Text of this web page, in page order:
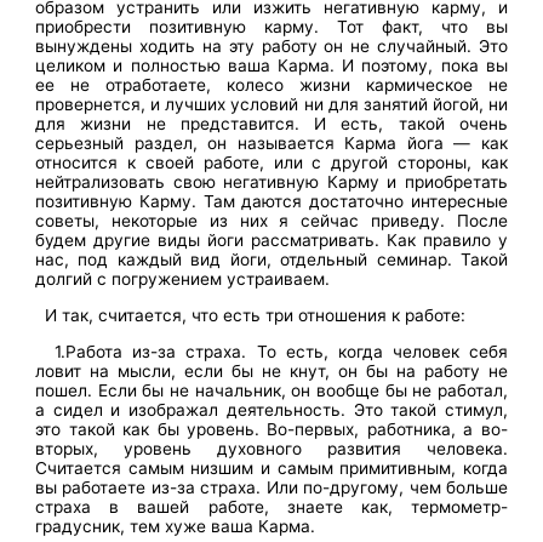
образом устранить или изжить негативную карму, и
приобрести позитивную карму. Тот факт, что вы
вынуждены ходить на эту работу он не случайный. Это
целиком и полностью ваша Карма. И поэтому, пока вы
ее не отработаете, колесо жизни кармическое не
провернется, и лучших условий ни для занятий йогой, ни
для жизни не представится. И есть, такой очень
серьезный раздел, он называется Карма йога — как
относится к своей работе, или с другой стороны, как
нейтрализовать свою негативную Карму и приобретать
позитивную Карму. Там даются достаточно интересные
советы, некоторые из них я сейчас приведу. После
будем другие виды йоги рассматривать. Как правило у
нас, под каждый вид йоги, отдельный семинар. Такой
долгий с погружением устраиваем.
И так, считается, что есть три отношения к работе:
1.Работа из-за страха. То есть, когда человек себя
ловит на мысли, если бы не кнут, он бы на работу не
пошел. Если бы не начальник, он вообще бы не работал,
а сидел и изображал деятельность. Это такой стимул,
это такой как бы уровень. Во-первых, работника, а во-
вторых, уровень духовного развития человека.
Считается самым низшим и самым примитивным, когда
вы работаете из-за страха. Или по-другому, чем больше
страха в вашей работе, знаете как, термометр-
градусник, тем хуже ваша Карма.